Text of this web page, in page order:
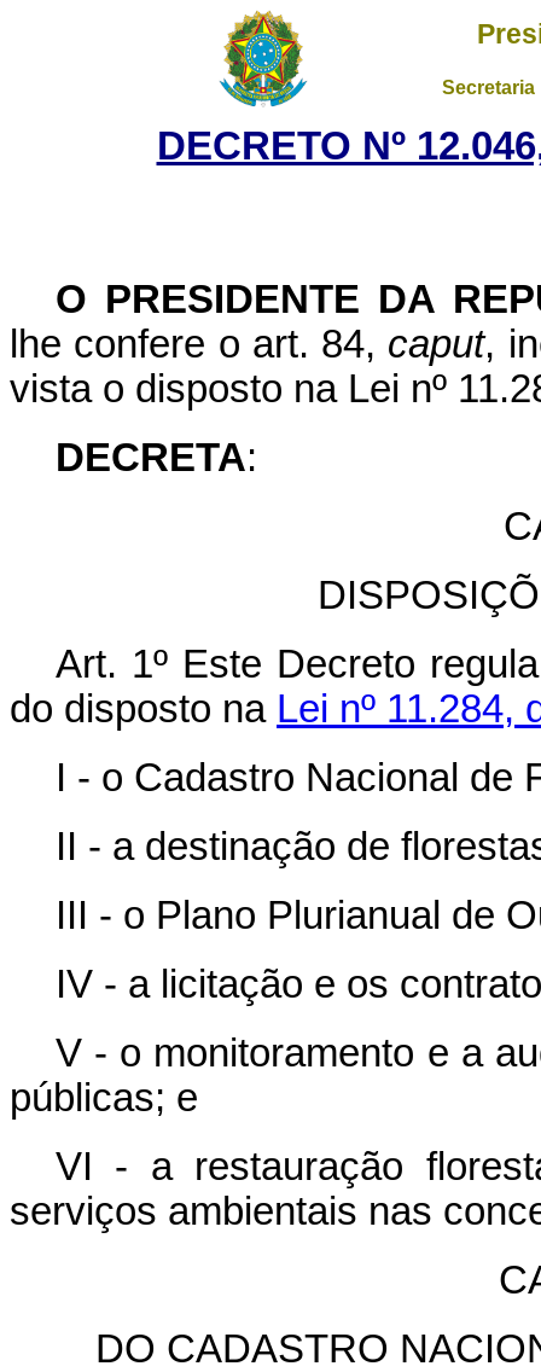
DECRETO Nº
O PRESIDENTE DA
lhe confere o art. 84, caput,
vista o disposto na Lei nº
DECRETA:
Art. 1º Este Decreto
do disposto na Lei nº 11.284,
I - o Cadastro Nacional de
II - a destinação de
III - o Plano Plurianual de
IV - a licitação e os
V - o monitoramento e a
públicas; e
VI - a restauração
serviços ambientais nas
DO CADASTRO